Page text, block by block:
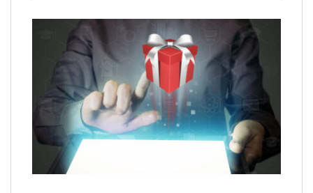
Schaeffler mejora su rentabilidad en el primer semestre de 2026
NOVA: innovación y diseño que transforman espacios de la
mano de Tormo Franquicias